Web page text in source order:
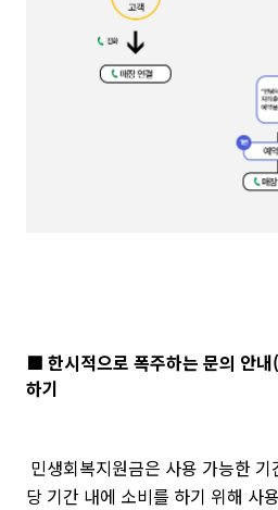
■ 한시적으로 폭주하는 문의 안
하기
민생회복지원금은 사용 가능한
당 기간 내에 소비를 하기 위해 사